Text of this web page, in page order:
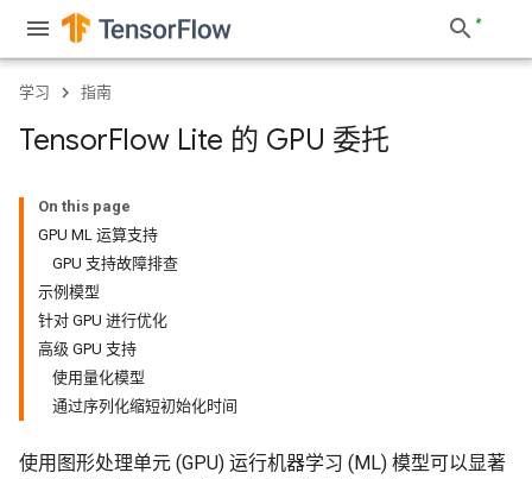
学习 指南
TensorFlow Lite 的 GPU 委托
On this page
GPU ML 运算支持
GPU 支持故障排查
示例模型
针对 GPU 进行优化
高级 GPU 支持
使用量化模型
通过序列化缩短初始化时间
使用图形处理单元 (GPU) 运行机器学习 (ML) 模型可以显著